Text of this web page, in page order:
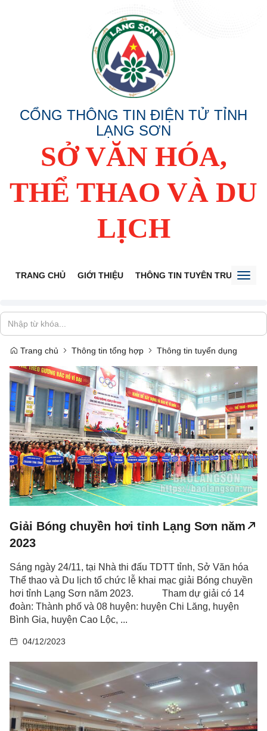
CỔNG THÔNG TIN ĐIỆN TỬ TỈNH
LẠNG SƠN
SỞ VĂN HÓA,
THỂ THAO VÀ DU
LỊCH
TRANG CHỦ GIỚI THIỆU THÔNG TIN TUYÊN TRUYỀN
Trang chủ Thông tin tổng hợp Thông tin tuyển dụng
Giải Bóng chuyền hơi tỉnh Lạng Sơn năm
2023
Sáng ngày 24/11, tại Nhà thi đấu TDTT tỉnh, Sở Văn hóa
Thể thao và Du lịch tổ chức lễ khai mạc giải Bóng chuyền
hơi tỉnh Lạng Sơn năm 2023. Tham dự giải có 14
đoàn: Thành phố và 08 huyện: huyện Chi Lăng, huyện
Bình Gia, huyện Cao Lộc, ...
04/12/2023